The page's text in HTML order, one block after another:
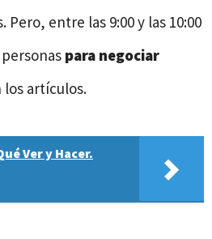
entre las 9:00 y las 10:00
para negociar
los artículos.
Ver y Hacer.